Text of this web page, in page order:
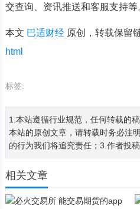
交查询、资讯推送和客服支持等
本文 巴适财经原创，转载保留
html
标签:
1.本站遵循行业规范，任何转载的
本站的原创文章，请转载时务必注
的行为我们将追究责任；3.作者投
相关文章